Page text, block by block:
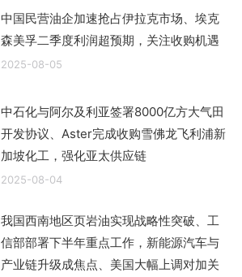
中国民营油企加速抢占伊拉克市场、埃克
森美孚二季度利润超预期，关注收购机遇
2025-08-05
中石化与阿尔及利亚签署8000亿方大气田
开发协议、Aster完成收购雪佛龙飞利浦新
加坡化工，强化亚太供应链
2025-08-04
我国西南地区页岩油实现战略性突破、工
信部部署下半年重点工作，新能源汽车与
产业链升级成焦点、美国大幅上调对加关